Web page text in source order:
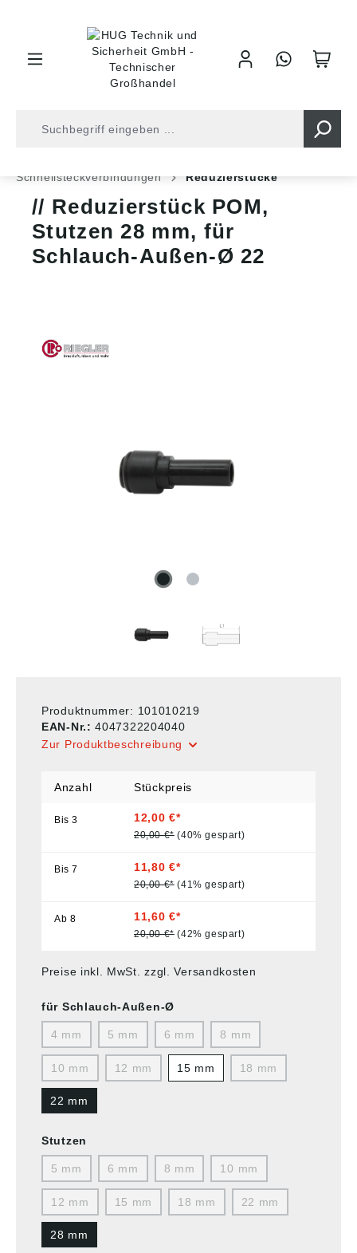
Schnellsteckverbindungen
Reduzierstücke
Reduzierstück POM,
Stutzen 28 mm, für
Schlauch-Außen-Ø 22
Produktnummer: 101010219
EAN-Nr.:4047322204040
Zur Produktbeschreibung
Anzahl Stückpreis
Bis3 12,00 €*
20,00 €* (40% gespart)
Bis7 11,80 €*
20,00 €* (41% gespart)
Ab 8 11,60 €*
20,00 €* (42% gespart)
Preise inkl. MwSt. zzgl. Versandkosten
für Schlauch-Außen-Ø
4 mm 5 mm 6 mm 8 mm
10 mm 12 mm 15 mm 18 mm
22 mm
Stutzen
5 mm 6 mm 8 mm 10 mm
12 mm 15 mm 18 mm 22 mm
28 mm